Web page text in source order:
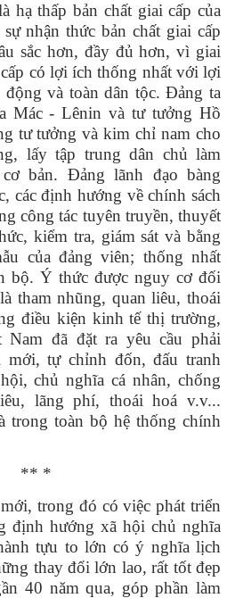
hạ thấp bản chất giai cấp của
nhận thức bản chất giai cấp
sắc hơn, đầy đủ hơn, vì giai
có lợi ích thống nhất với lợi
và toàn dân tộc. Đảng ta
Mác - Lênin và tư tưởng Hồ
tư tưởng và kim chỉ nam cho
lấy tập trung dân chủ làm
bản. Đảng lãnh đạo bàng
các định hướng về chính sách
công tác tuyên truyền, thuyết
kiểm tra, giám sát và bằng
của đảng viên; thống nhất
bộ. Ý thức được nguy cơ đối
tham nhũng, quan liêu, thoái
điều kiện kinh tế thị trường,
Nam đã đặt ra yêu cầu phải
tự chỉnh đốn, đấu tranh
chủ nghĩa cá nhân, chống
lãng phí, thoái hoá v.v...
trong toàn bộ hệ thống chính
** *
trong đó có việc phát triển
định hướng xã hội chủ nghĩa
tựu to lớn có ý nghĩa lịch
thay đổi lớn lao, rất tốt đẹp
40 năm qua, góp phần làm